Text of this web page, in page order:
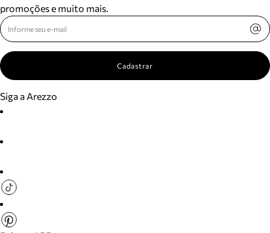
promoções e muito mais.
Cadastrar
Siga a Arezzo